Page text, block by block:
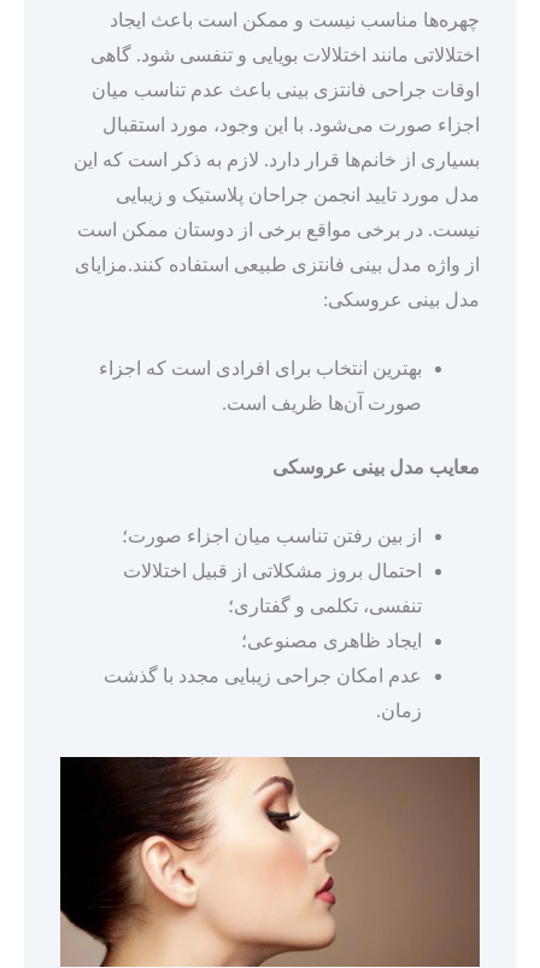
چهره‌ها مناسب نیست و ممکن است باعث ایجاد
اختلالاتی مانند اختلالات بویایی و تنفسی شود. گاهی
اوقات جراحی فانتزی بینی باعث عدم تناسب میان
اجزاء صورت می‌شود. با این وجود، مورد استقبال
بسیاری از خانم‌ها قرار دارد. لازم به ذکر است که این
مدل مورد تایید انجمن جراحان پلاستیک و زیبایی
نیست. در برخی مواقع برخی از دوستان ممکن است
از واژه مدل بینی فانتزی طبیعی استفاده کنند.مزایای
مدل بینی عروسکی:
بهترین انتخاب برای افرادی است که اجزاء
صورت آن‌ها ظریف است.
معایب مدل بینی عروسکی
از بین رفتن تناسب میان اجزاء صورت؛
احتمال بروز مشکلاتی از قبیل اختلالات
تنفسی، تکلمی و گفتاری؛
ایجاد ظاهری مصنوعی؛
عدم امکان جراحی زیبایی مجدد با گذشت
زمان.